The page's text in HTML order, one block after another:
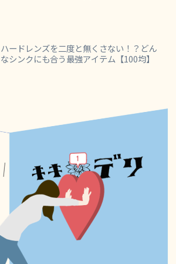
ハードレンズを二度と無くさない！？どん
なシンクにも合う最強アイテム【100均】